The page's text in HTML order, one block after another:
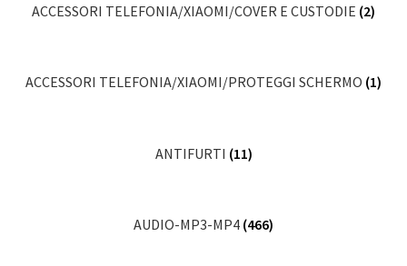
ACCESSORI TELEFONIA/XIAOMI/COVER E CUSTODIE (2)
ACCESSORI TELEFONIA/XIAOMI/PROTEGGI SCHERMO (1)
ANTIFURTI (11)
AUDIO-MP3-MP4 (466)